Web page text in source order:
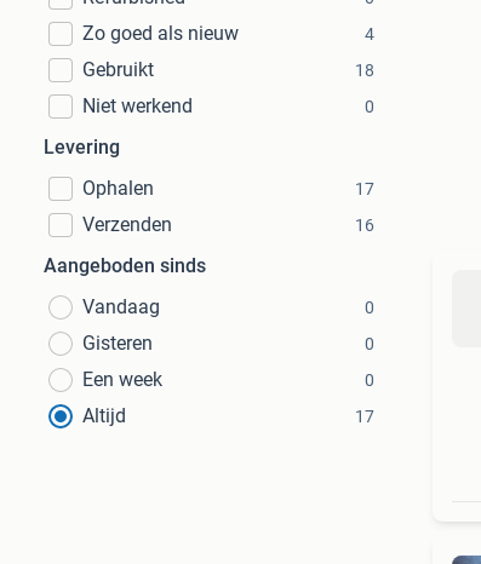
Zo goed als nieuw 4
Gebruikt 18
Niet werkend 0
Levering
Ophalen
17
Verzenden 16
Aangeboden sinds
Vandaag
0
Gisteren 0
Een week 0
Altijd 17